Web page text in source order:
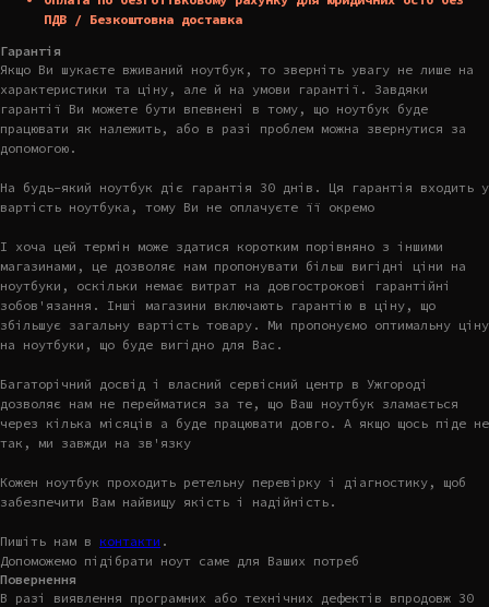
ПДВ / Безкоштовна доставка
Гарантія
Якщо Ви шукаєте вживаний ноутбук, то зверніть увагу не лише на
характеристики та ціну, але й на умови гарантії. Завдяки
гарантії Ви можете бути впевнені в тому, що ноутбук буде
працювати як належить, або в разі проблем можна звернутися за
допомогою.
На будь-який ноутбук діє гарантія 30 днів. Ця гарантія входить у
вартість ноутбука, тому Ви не оплачуєте її окремо
І хоча цей термін може здатися коротким порівняно з іншими
магазинами, це дозволяє нам пропонувати більш вигідні ціни на
ноутбуки, оскільки немає витрат на довгострокові гарантійні
зобов'язання. Інші магазини включають гарантію в ціну, що
збільшує загальну вартість товару. Ми пропонуємо оптимальну ціну
на ноутбуки, що буде вигідно для Вас.
Багаторічний досвід і власний сервісний центр в Ужгороді
дозволяє нам не перейматися за те, що Ваш ноутбук зламається
через кілька місяців а буде працювати довго. А якщо щось піде не
так, ми завжди на зв'язку
Кожен ноутбук проходить ретельну перевірку і діагностику, щоб
забезпечити Вам найвищу якість і надійність.
Пишіть нам в контакти .
Допоможемо підібрати ноут саме для Ваших потреб
Повернення
В разі виявлення програмних або технічних дефектів впродовж 30